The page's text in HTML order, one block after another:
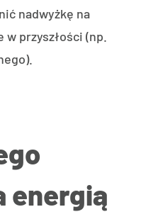
nadwyżkę na
przyszłości (np.
energią